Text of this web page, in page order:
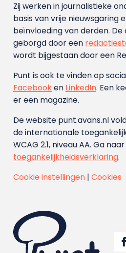
Zij werken in journalistieke
basis van vrije nieuwsgaring
beïnvloeding van derden. De
geborgd door een
wordt bijgestaan door een
Punt is ook te vinden op
Facebooken LinkedIn. Een
er een magazine.
De website punt.avans.nl
de internationale
WCAG 2.1, niveau AA. Ga
toegankelijkheidsverklaring.
Cookie instellingen| Cookies